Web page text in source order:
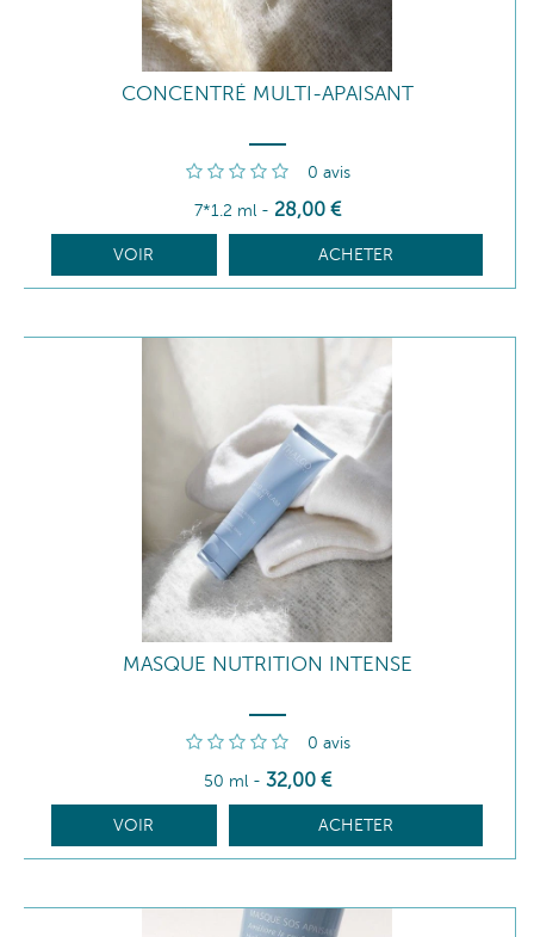
CONCENTRÉ MULTI-APAISANT
0 avis
7*1.2 ml - 28,00 €
VOIR ACHETER
MASQUE NUTRITION INTENSE
0 avis
50 ml - 32,00 €
VOIR ACHETER